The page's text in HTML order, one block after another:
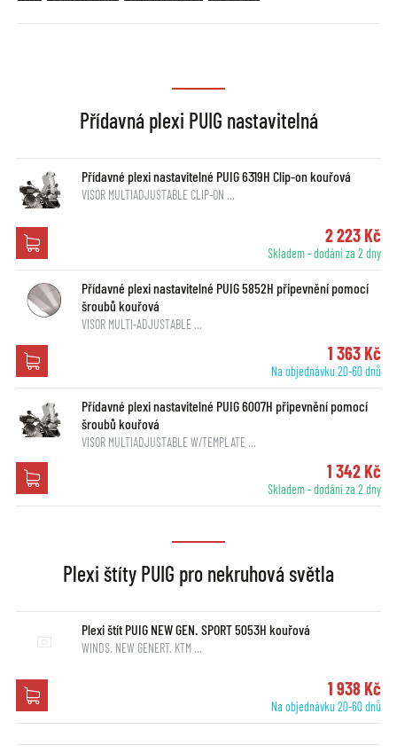
Přídavná plexi PUIG nastavitelná
Přídavné plexi nastavitelné PUIG 6319H Clip-on kouřová
VISOR MULTIADJUSTABLE CLIP-ON …
2 223 Kč
Skladem - dodání za 2 dny
Přídavné plexi nastavitelné PUIG 5852H připevnění pomocí
šroubů kouřová
VISOR MULTI-ADJUSTABLE …
1 363 Kč
Na objednávku 20-60 dnů
Přídavné plexi nastavitelné PUIG 6007H připevnění pomocí
šroubů kouřová
VISOR MULTIADJUSTABLE W/TEMPLATE …
1 342 Kč
Skladem - dodání za 2 dny
Plexi štíty PUIG pro nekruhová světla
Plexi štít PUIG NEW GEN. SPORT 5053H kouřová
WINDS. NEW GENERT. KTM …
1 938 Kč
Na objednávku 20-60 dnů